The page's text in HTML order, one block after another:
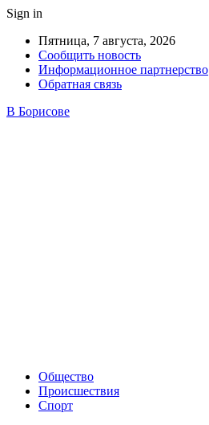
Sign in
Пятница, 7 августа, 2026
Сообщить новость
Информационное партнерство
Обратная связь
В Борисове
Общество
Происшествия
Спорт